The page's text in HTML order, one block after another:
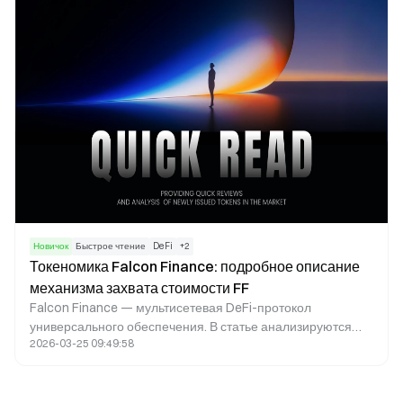
Новичок Быстрое чтение DeFi +2
Токеномика Falcon Finance: подробное описание
механизма захвата стоимости FF
Falcon Finance — мультисетевая DeFi-протокол
универсального обеспечения. В статье анализируются
механизмы ценностного захвата токена FF, основные
2026-03-25 09:49:58